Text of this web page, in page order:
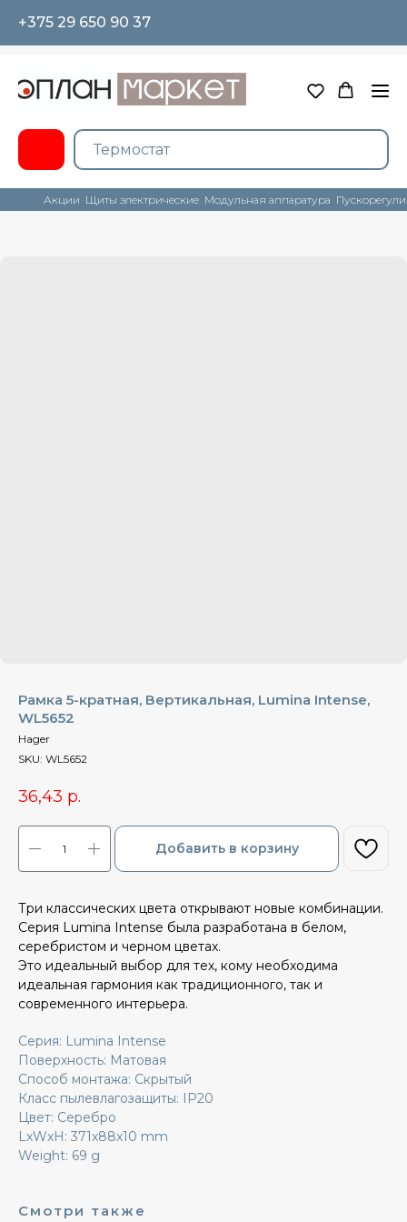
+375 29 650 90 37
Акции Щиты электрические Модульная аппаратура
Рамка 5-кратная, Вертикальная, Lumina Intense,
WL5652
Hager
SKU: WL5652
36,43 р.
Добавить в корзину
Три классических цвета открывают новые комбинации.
Серия Lumina Intense была разработана в белом,
серебристом и черном цветах.
Это идеальный выбор для тех, кому необходима
идеальная гармония как традиционного, так и
современного интерьера.
Серия: Lumina Intense
Поверхность: Матовая
Способ монтажа: Скрытый
Класс пылевлагозащиты: IP20
Цвет: Серебро
LxWxH: 371x88x10 mm
Weight: 69 g
Смотри также